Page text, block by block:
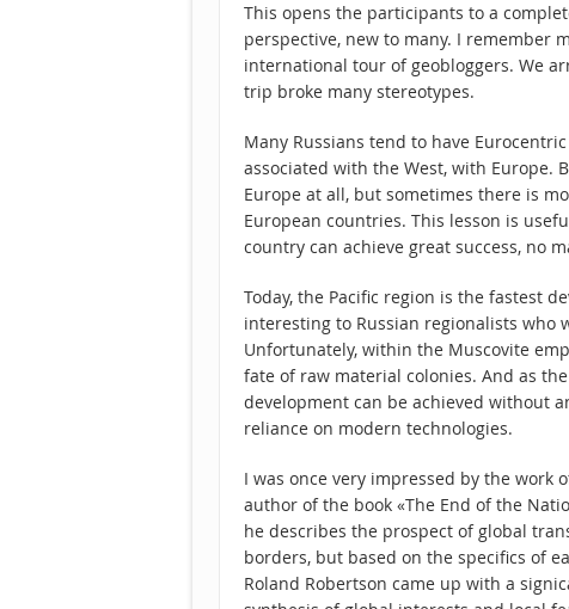
This opens the participants to a
perspective, new to many. I remember
international tour of geobloggers. We
trip broke many stereotypes.
Many Russians tend to have
associated with the West, with Europe.
Europe at all, but sometimes there is
European countries. This lesson is
country can achieve great success, no
Today, the Pacific region is the fastest
interesting to Russian regionalists
Unfortunately, within the Muscovite
fate of raw material colonies. And as
development can be achieved without
reliance on modern technologies.
I was once very impressed by the work
author of the book «The End of the
he describes the prospect of global
borders, but based on the specifics of
Roland Robertson came up with a